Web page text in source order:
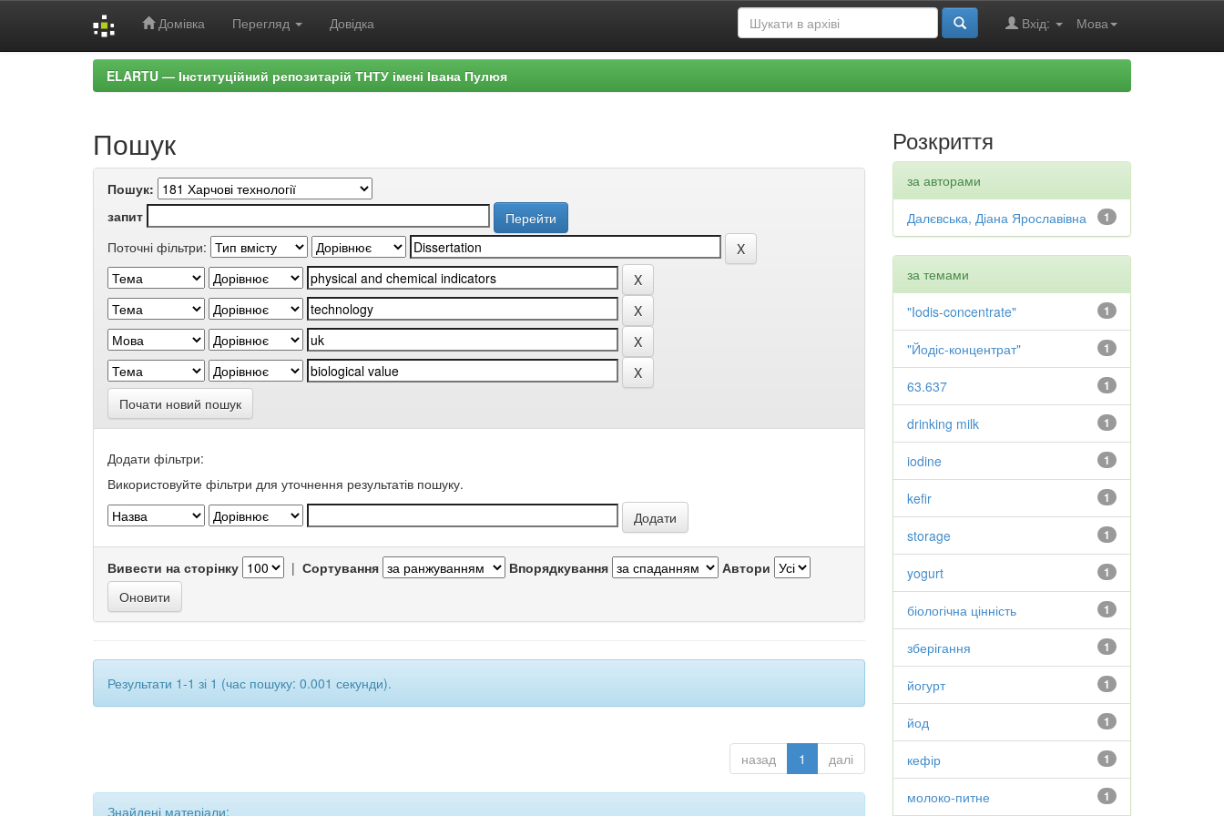
Домівка Перегляд Довідка Мова
Вхід:
ELARTU — Інституційний репозитарій ТНТУ імені Івана Пулюя
Пошук
Пошук:
запит
Поточні фільтри:
Почати новий пошук
Додати фільтри:
Використовуйте фільтри для уточнення результатів пошуку.
Вивести на сторінку | Сортування Впорядкування Автори
Результати 1-1 зі 1 (час пошуку: 0.001 секунди).
назад 1 далі
Знайдені матеріали:
Розкриття
за авторами
1
Далєвська, Діана Ярославівна
за темами
1
"Iodis-concentrate"
1
"Йодіс-концентрат"
1
63.637
1
drinking milk
1
iodine
1
kefir
1
storage
1
yogurt
1
біологічна цінність
1
зберігання
1
йогурт
1
йод
1
кефір
1
молоко-питне